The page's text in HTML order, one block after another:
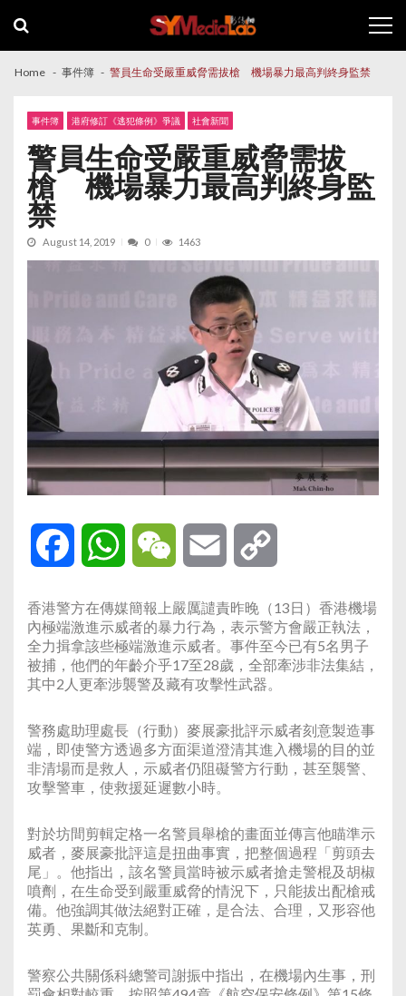
navigation
content
Home 事件簿 警員生命受嚴重威脅需拔槍 機場暴力最高判終身監禁
事件簿 港府修訂《逃犯條例》爭議 社會新聞
警員生命受嚴重威脅需拔
槍 機場暴力最高判終身監
禁
August 14, 2019 0 1463
Facebook WhatsAppWeChat Email
香港警方在傳媒簡報上嚴厲譴責昨晚（13日）香港機場
內極端激進示威者的暴力行為，表示警方會嚴正執法，
全力揖拿該些極端激進示威者。事件至今已有5名男子
被捕，他們的年齡介乎17至28歲，全部牽涉非法集結，
其中2人更牽涉襲警及藏有攻擊性武器。
警務處助理處長（行動）麥展豪批評示威者刻意製造事
端，即使警方透過多方面渠道澄清其進入機場的目的並
非清場而是救人，示威者仍阻礙警方行動，甚至襲警、
攻擊警車，使救援延遲數小時。
對於坊間剪輯定格一名警員舉槍的畫面並傳言他瞄準示
威者，麥展豪批評這是扭曲事實，把整個過程「剪頭去
尾」。他指出，該名警員當時被示威者搶走警棍及胡椒
噴劑，在生命受到嚴重威脅的情況下，只能拔出配槍戒
備。他強調其做法絕對正確，是合法、合理，又形容他
英勇、果斷和克制。
警察公共關係科總警司謝振中指出，在機場內生事，刑